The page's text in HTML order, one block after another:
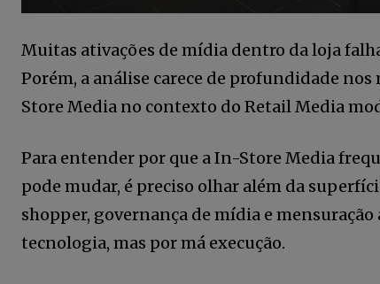
Muitas ativações de mídia dentro da loja
Porém, a análise carece de profundidade
Store Media no contexto do Retail Media
Para entender por que a In-Store Media
pode mudar, é preciso olhar além da
shopper, governança de mídia e
tecnologia, mas por má execução.